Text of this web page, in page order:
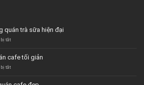
quán trà sữa hiện đại
tắtở
tường
quán
cafe tối giản
tắtở